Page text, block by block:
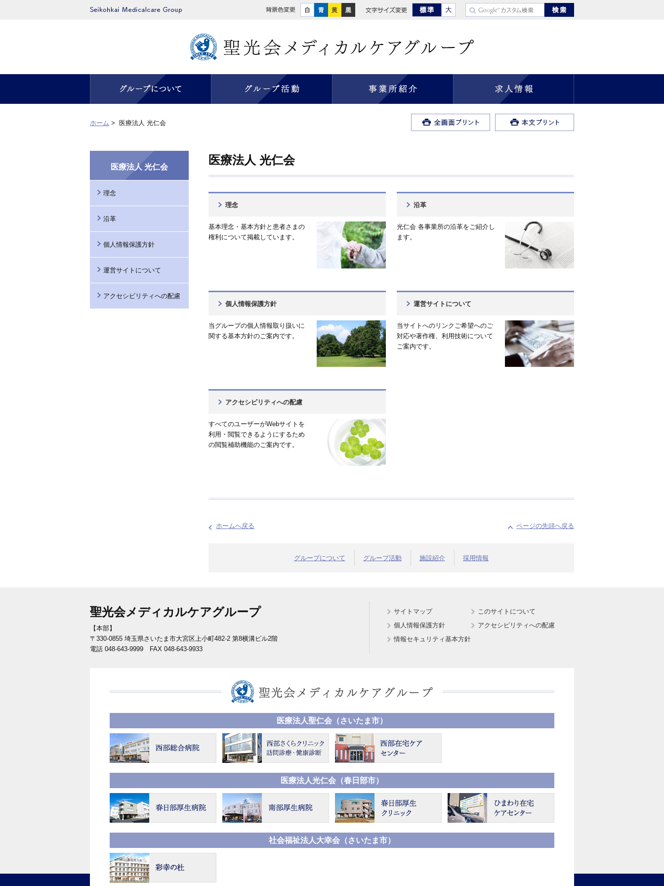
ホーム > 医療法人 光仁会
医療法人 光仁会
理念
基本理念・基本方針と患者さまの
権利について掲載しています。
沿革
光仁会 各事業所の沿革をご紹介し
ます。
個人情報保護方針
当グループの個人情報取り扱いに
関する基本方針のご案内です。
運営サイトについて
当サイトへのリンクご希望へのご
対応や著作権、利用技術について
ご案内です。
アクセシビリティへの配慮
すべてのユーザーがWebサイトを
利用・閲覧できるようにするため
の閲覧補助機能のご案内です。
医療法人 光仁会
理念
沿革
個人情報保護方針
運営サイトについて
アクセシビリティへの配慮
ホームへ戻る ページの先頭へ戻る
グループについて グループ活動 施設紹介 採用情報
医療法人聖仁会（さいたま市）
医療法人光仁会（春日部市）
社会福祉法人大幸会（さいたま市）
聖光会メディカルケアグループ
【本部】
〒330-0855 埼玉県さいたま市大宮区上小町482-2 第8横溝ビル2階
電話 048-643-9999 FAX 048-643-9933
サイトマップ
このサイトについて
個人情報保護方針
アクセシビリティへの配慮
情報セキュリティ基本方針